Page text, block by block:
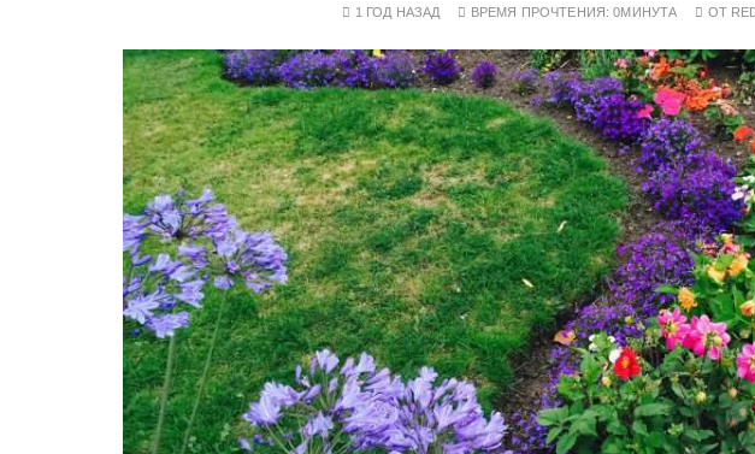
1 ГОД НАЗАД ВРЕМЯ ПРОЧТЕНИЯ:0МИНУТА ОТ